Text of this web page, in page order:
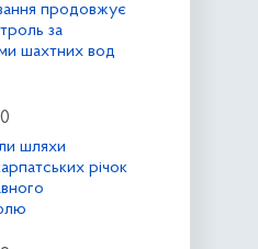
продовжує
за
шахтних вод
шляхи
річок